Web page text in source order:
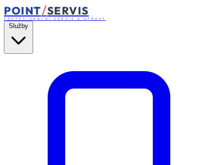
POINT/SERVIS
PROFESIONÁLNÍ SERVIS A OPRAVY
Služby